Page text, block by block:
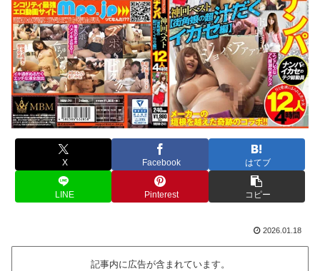
X Facebook はてブ
LINE Pinterest コピー
2026.01.18
記事内に広告が含まれています。